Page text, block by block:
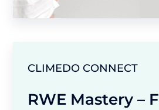
CLIMEDO CONNECT
RWE Mastery –